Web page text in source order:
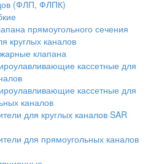
(ФЛП, ФЛПК)
прямоугольного сечения
круглых каналов
клапана
кассетные для
кассетные для
каналов
для круглых каналов SAR
для прямоугольных каналов